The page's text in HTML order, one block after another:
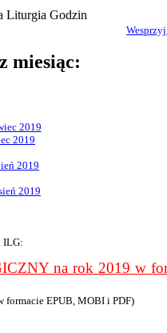
miesiąc:
2019
2019
2019
2019
ILG:
na rok 2019 w
formacie EPUB, MOBI i PDF)